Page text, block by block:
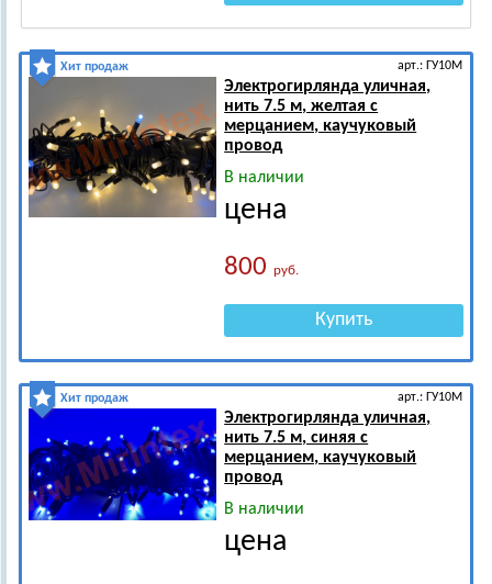
Хит продаж арт.: ГУ10М
Электрогирлянда уличная,
нить 7.5 м, желтая с
мерцанием, каучуковый
провод
В наличии
цена
800руб.
Купить
Хит продаж арт.: ГУ10М
Электрогирлянда уличная,
нить 7.5 м, синяя с
мерцанием, каучуковый
провод
В наличии
цена